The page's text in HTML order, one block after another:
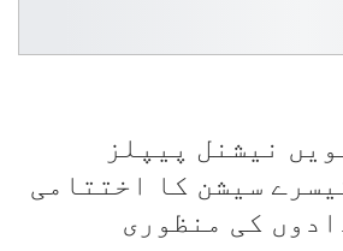
نیشنل پیپلز
سیشن کا اختتامی
کی منظوری